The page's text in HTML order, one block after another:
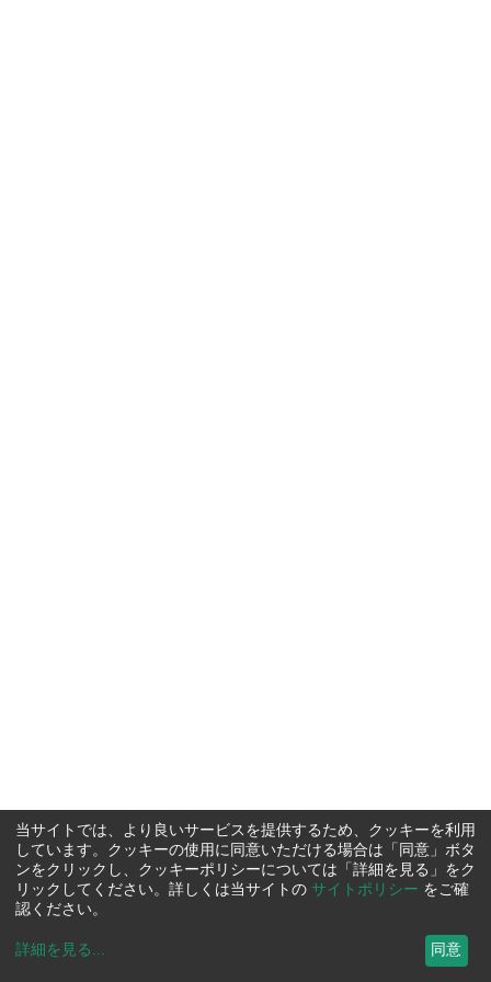
当サイトでは、より良いサービスを提供するため、クッキーを利用
しています。クッキーの使用に同意いただける場合は「同意」ボタ
ンをクリックし、クッキーポリシーについては「詳細を見る」をク
リックしてください。詳しくは当サイトの サイトポリシー をご確
認ください。
詳細を見る ... 同意